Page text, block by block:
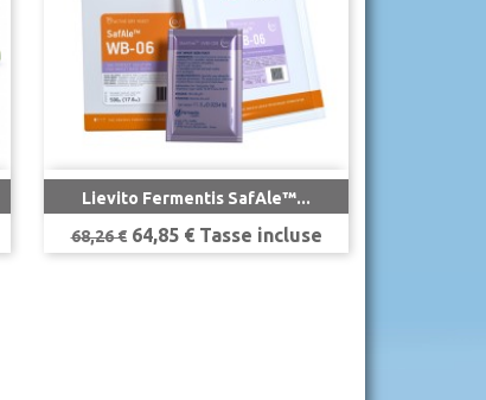
Lievito Fermentis SafAle™...
Prezzo
base
68,26 € Prezzo
64,85 € Tasse incluse
Anteprima